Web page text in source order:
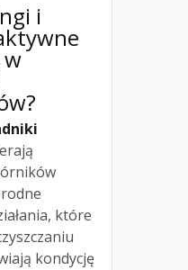
i
w
które
kondycję